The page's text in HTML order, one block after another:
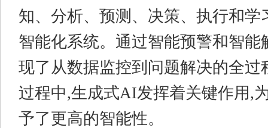
知、分析、预测、决策、执行和学
智能化系统。通过智能预警和智能
现了从数据监控到问题解决的全过
过程中,生成式AI发挥着关键作用,
予了更高的智能性。